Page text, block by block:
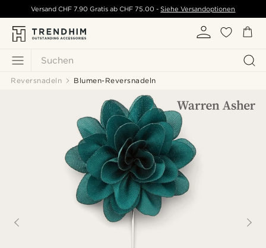
Suchen
Versand CHF 7.90 Gratis ab CHF 75.00 - Siehe Versandoptionen
Reversnadeln Blumen-Reversnadeln